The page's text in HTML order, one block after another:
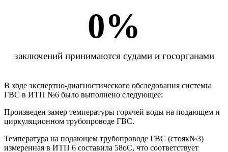
0%
заключений принимаются судами и госорганами
В ходе экспертно-диагностического обследования системы
ГВС в ИТП №6 было выполнено следующее:
Произведен замер температуры горячей воды на подающем и
циркуляционном трубопроводе ГВС.
Температура на подающем трубопроводе ГВС (стояк№3)
измеренная в ИТП 6 составила 58оС, что соответствует